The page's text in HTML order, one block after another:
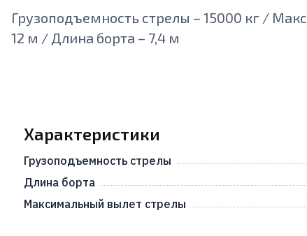
Грузоподъемность стрелы – 15000 кг /
12 м / Длина борта – 7,4 м
Характеристики
Грузоподъемность стрелы
Длина борта
Максимальный вылет стрелы